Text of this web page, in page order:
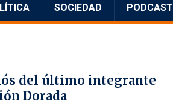
SOCIEDAD PODCAST
del último integrante
Dorada